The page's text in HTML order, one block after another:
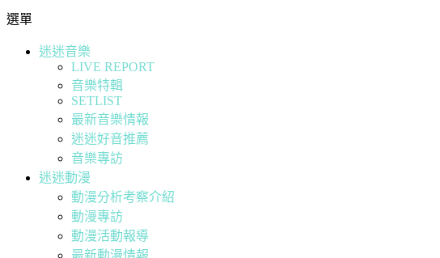
選單
迷迷音樂
LIVE REPORT
音樂特輯
SETLIST
最新音樂情報
迷迷好音推薦
音樂專訪
迷迷動漫
動漫分析考察介紹
動漫專訪
動漫活動報導
最新動漫情報